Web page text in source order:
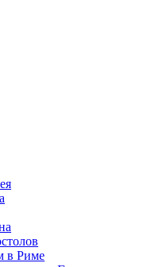
в Риме